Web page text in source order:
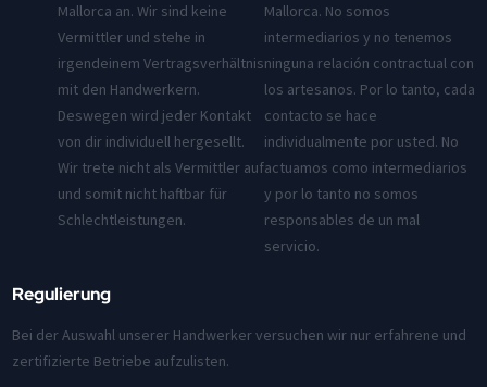
Mallorca an. Wir sind keine
Vermittler und stehe in
irgendeinem Vertragsverhältnis
mit den Handwerkern.
Deswegen wird jeder Kontakt
von dir individuell hergesellt.
Wir trete nicht als Vermittler auf
und somit nicht haftbar für
Schlechtleistungen.
Mallorca. No somos
intermediarios y no tenemos
ninguna relación contractual con
los artesanos. Por lo tanto, cada
contacto se hace
individualmente por usted. No
actuamos como intermediarios
y por lo tanto no somos
responsables de un mal
servicio.
Regulierung
Bei der Auswahl unserer Handwerker versuchen wir nur erfahrene und
zertifizierte Betriebe aufzulisten.